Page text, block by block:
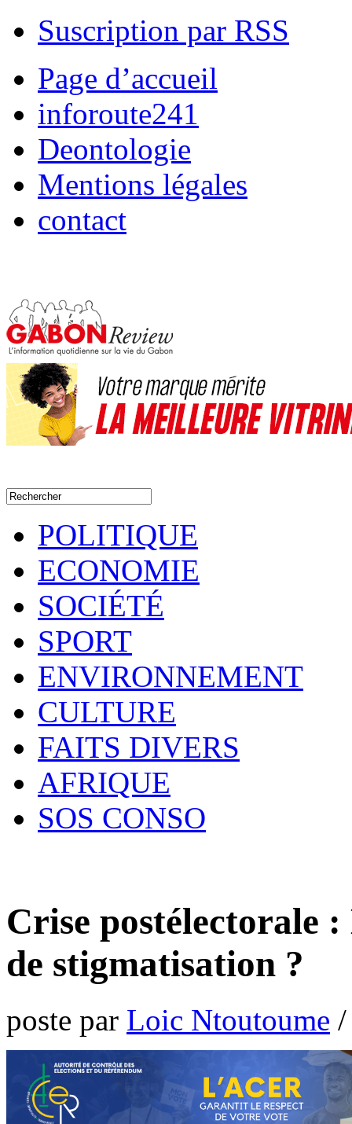
Suscription par RSS
Page d’accueil
inforoute241
Deontologie
Mentions légales
contact
POLITIQUE
ECONOMIE
SOCIÉTÉ
SPORT
ENVIRONNEMENT
CULTURE
FAITS DIVERS
AFRIQUE
SOS CONSO
Crise postélectorale
de stigmatisation ?
poste par Loic Ntoutoume